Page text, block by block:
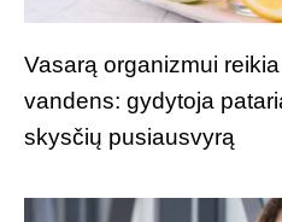
Vasarą organizmui
vandens: gydytoja
skysčių pusiausvyrą